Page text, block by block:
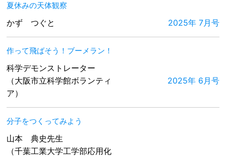
夏休みの天体観察
かず つぐと 2025年 7月号
作って飛ばそう！ブーメラン！
科学デモンストレーター
（大阪市立科学館ボランティ
ア）
2025年 6月号
分子をつくってみよう
山本 典史先生
（千葉工業大学工学部応用化